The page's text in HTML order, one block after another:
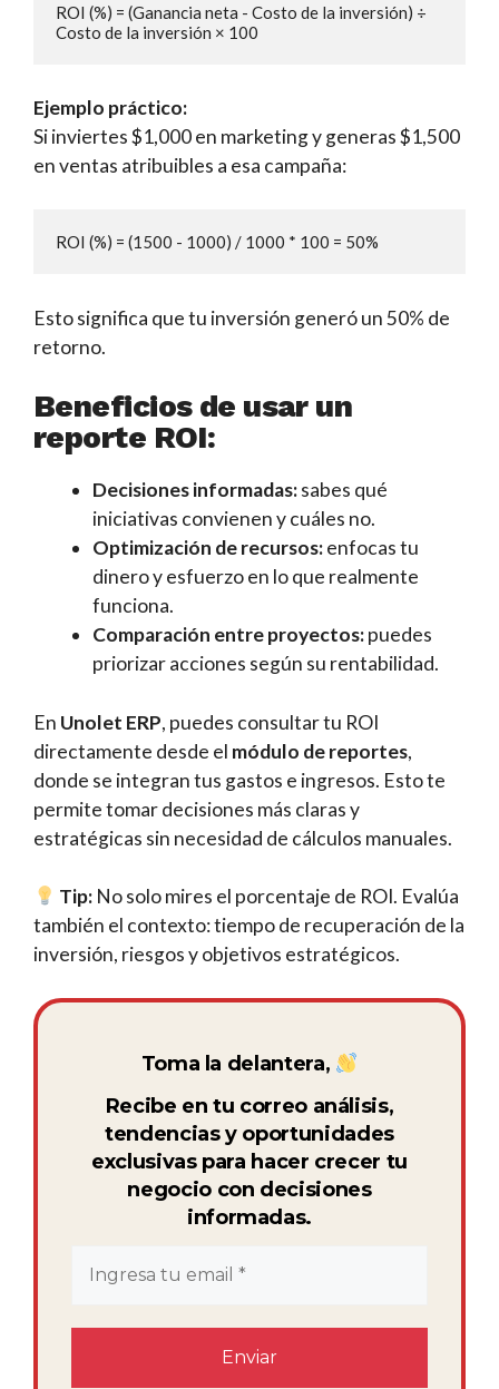
ROI (%) = (Ganancia neta - Costo de la inversión) ÷
Costo de la inversión × 100
Ejemplo práctico:
Si inviertes $1,000 en marketing y generas $1,500
en ventas atribuibles a esa campaña:
ROI (%) = (1500 - 1000) / 1000 * 100 = 50%
Esto significa que tu inversión generó un 50% de
retorno.
Beneficios de usar un
reporte ROI:
Decisiones informadas:sabes qué
iniciativas convienen y cuáles no.
Optimización de recursos:enfocas tu
dinero y esfuerzo en lo que realmente
funciona.
Comparación entre proyectos:puedes
priorizar acciones según su rentabilidad.
En Unolet ERP, puedes consultar tu ROI
directamente desde el módulo de reportes,
donde se integran tus gastos e ingresos. Esto te
permite tomar decisiones más claras y
estratégicas sin necesidad de cálculos manuales.
Tip: No solo mires el porcentaje de ROI. Evalúa
también el contexto: tiempo de recuperación de la
inversión, riesgos y objetivos estratégicos.
Toma la delantera,
Recibe en tu correo análisis,
tendencias y oportunidades
exclusivas para hacer crecer tu
negocio con decisiones
informadas.